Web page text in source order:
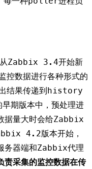
Zabbix 3.4开始新
控数据进行各种形式的
出结果传递到history
期版本中，预处理进
据量大时会给Zabbix
4.2版本开始，
务器端和Zabbix代理
采集的监控数据在传